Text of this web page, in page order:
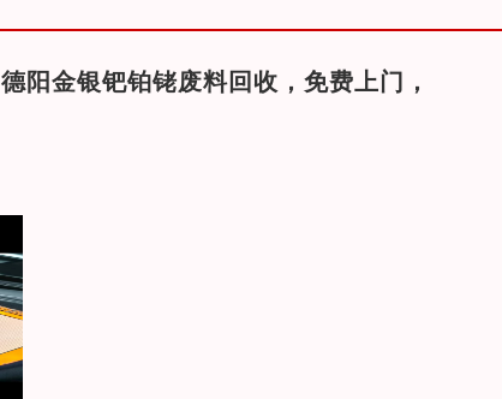
德阳金银钯铂铑废料回收，免费上门，